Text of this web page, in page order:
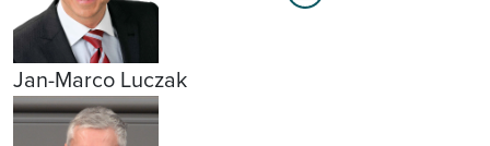
Jan-Marco Luczak